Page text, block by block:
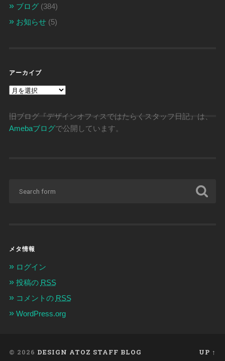
ブログ(384)
お知らせ(5)
アーカイブ
ア
ー
イ
ブ
旧ブログ『デザインオフィスではたらくスタッフ日記』は、
Amebaブログで公開しています。
メタ情報
ログイン
投稿の RSS
コメントの RSS
WordPress.org
© 2026 DESIGN ATOZ STAFF BLOG UP ↑